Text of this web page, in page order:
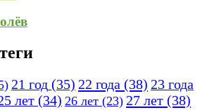
21 год (35) 22 года (38) 23 года
лет (34) 26 лет (23) 27 лет (38)